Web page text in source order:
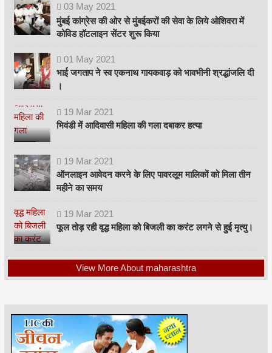
03 May 2021
मुंबई कांग्रेस की ओर से मुंबईकरों की सेवा के लिये ओशिवरा में
कोविड हॉटलाइन सेंटर शुरू किया
01 May 2021
भाई जगताप ने स्व एकनाथ गायकवाड़ को भावभीनी श्रद्धांजलि दी
।
19 Mar 2021
भिवंडी में आदिवासी महिला की गला दबाकर हत्या
19 Mar 2021
ऑनलाइन आवेदन करने के लिए पावरलूम मालिकों को मिला तीन
महीने का समय
19 Mar 2021
फूल तोड़ रही वृद्ध महिला को बिजली का करंट लगने से हुई मृत्यु।
View More About maharashtra